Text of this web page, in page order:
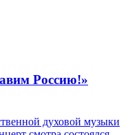
Россию!»
духовой музыки